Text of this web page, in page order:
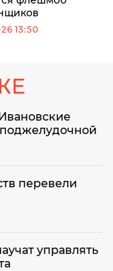
13:50
перевели
управлять